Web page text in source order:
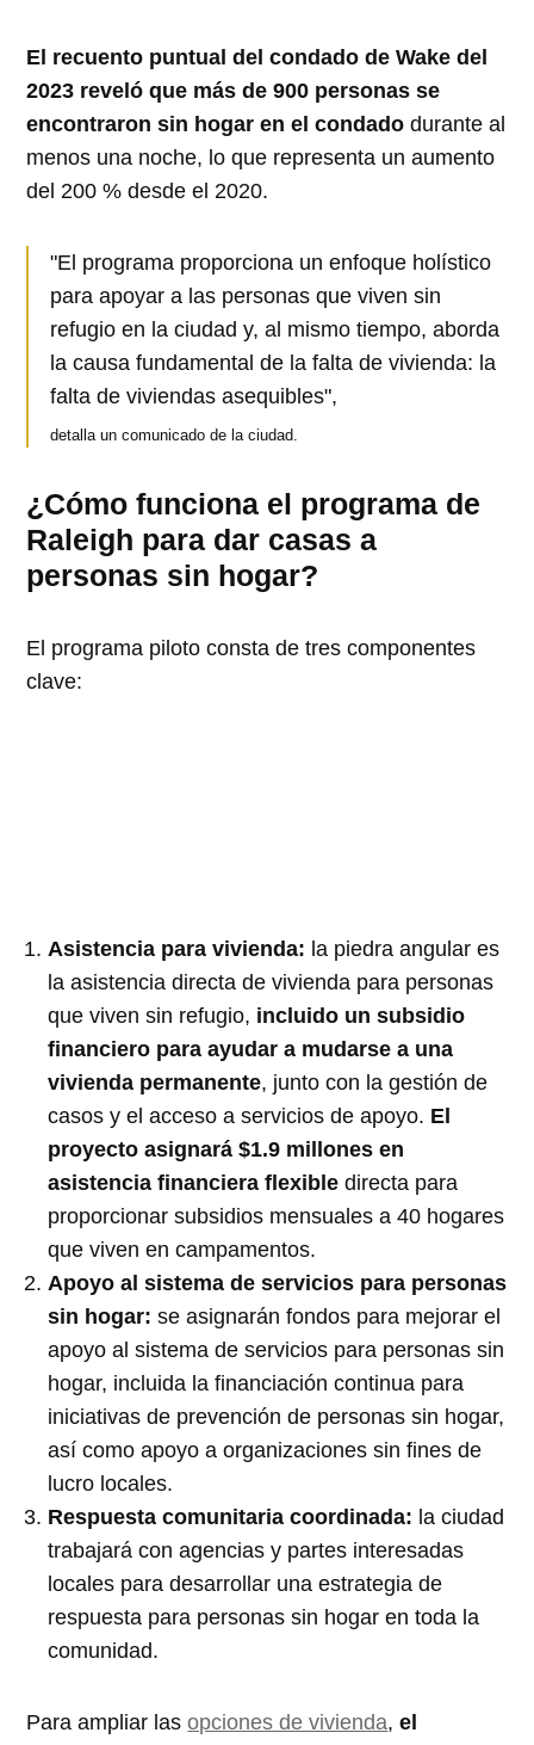
El recuento puntual del condado de Wake del
2023 reveló que más de 900 personas se
encontraron sin hogar en el condadodurante al
menos una noche, lo que representa un aumento
del 200 % desde el 2020.
"El programa proporciona un enfoque holístico
para apoyar a las personas que viven sin
refugio en la ciudad y, al mismo tiempo, aborda
la causa fundamental de la falta de vivienda: la
falta de viviendas asequibles",
detalla un comunicado de la ciudad.
¿Cómo funciona el programa de
Raleigh para dar casas a
personas sin hogar?
El programa piloto consta de tres componentes
clave:
Asistencia para vivienda: la piedra angular es
la asistencia directa de vivienda para personas
que viven sin refugio, incluido un subsidio
financiero para ayudar a mudarse a una
vivienda permanente, junto con la gestión de
casos y el acceso a servicios de apoyo. El
proyecto asignará $1.9 millones en
asistencia financiera flexibledirecta para
proporcionar subsidios mensuales a 40 hogares
que viven en campamentos.
Apoyo al sistema de servicios para personas
sin hogar: se asignarán fondos para mejorar el
apoyo al sistema de servicios para personas sin
hogar, incluida la financiación continua para
iniciativas de prevención de personas sin hogar,
así como apoyo a organizaciones sin fines de
lucro locales.
Respuesta comunitaria coordinada: la ciudad
trabajará con agencias y partes interesadas
locales para desarrollar una estrategia de
respuesta para personas sin hogar en toda la
comunidad.
Para ampliar lasopciones de vivienda, el